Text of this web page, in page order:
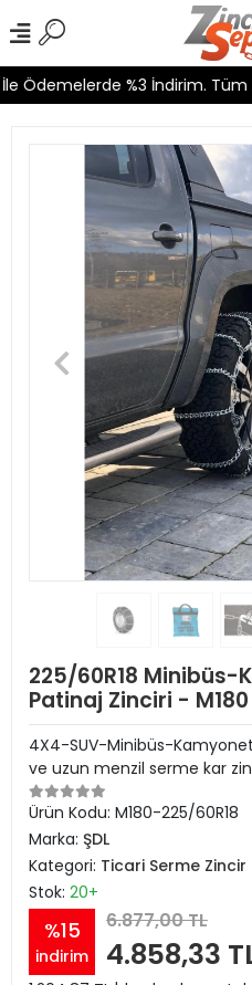
Ödemelerde %3 İndirim. Tüm
225/60R18 Minibüs-
Patinaj Zinciri - M180
4X4-SUV-Minibüs-
ve uzun menzil serme kar
Ürün Kodu: M180-225/60R18
Marka: ŞDL
Kategori: Ticari Serme Zincir
Stok: 20+
%15
indirim
6.877,00 TL
4.858,33